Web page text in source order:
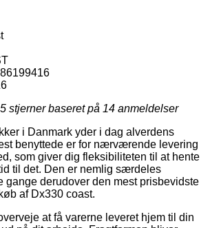
stjerner baseret på 14 anmeldelser
i Danmark yder i dag alverdens
benyttede er for nærværende levering
som giver dig fleksibiliteten til at hente
til det. Den er nemlig særdeles
gange derudover den mest prisbevidste
af Dx330 coast.
at få varerne leveret hjem til din